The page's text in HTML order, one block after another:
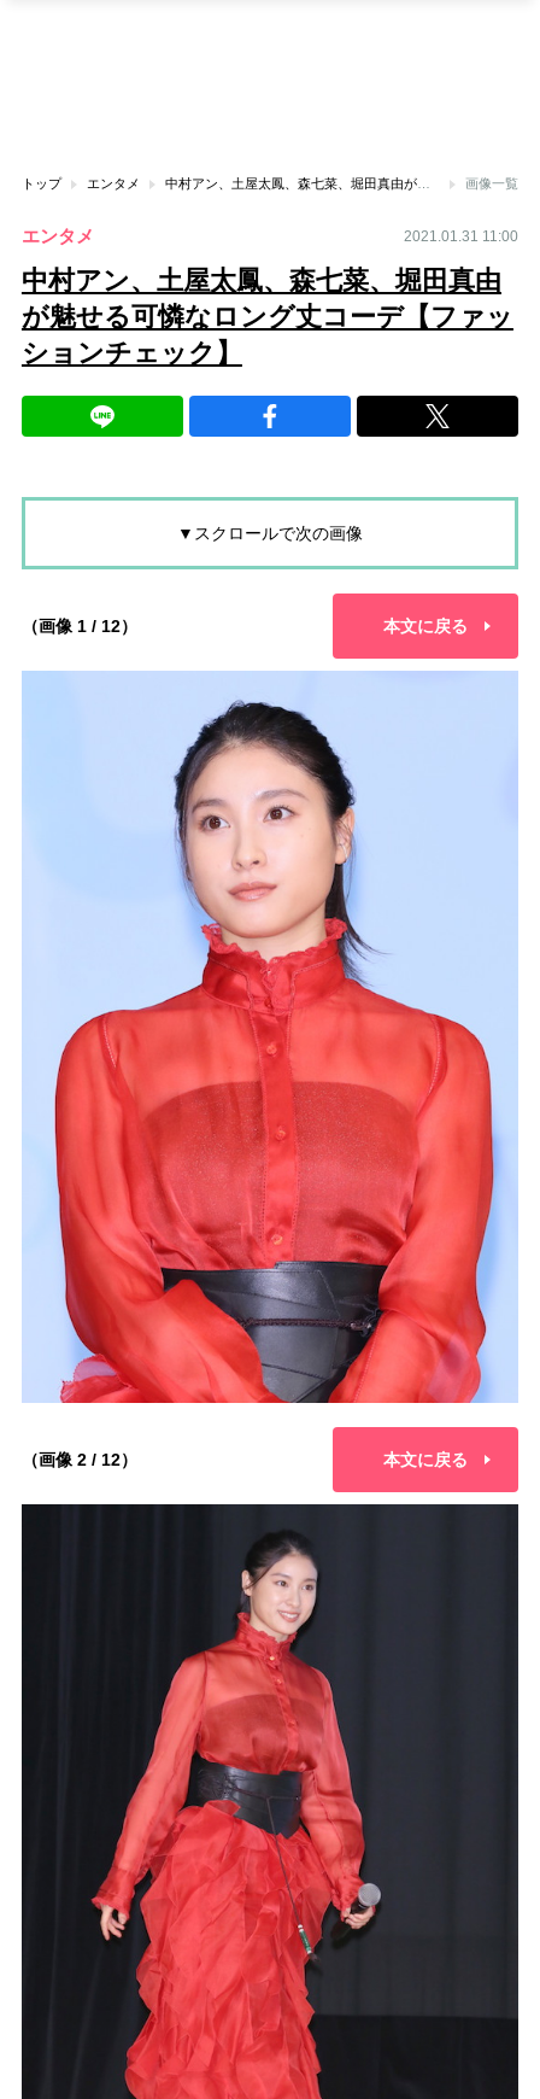
トップ エンタメ 中村アン、土屋太鳳、森七菜、堀田真由が魅せる可憐なロング丈コーデ【ファッションチェック】 画像一覧
エンタメ 2021.01.31 11:00
中村アン、土屋太鳳、森七菜、堀田真由
が魅せる可憐なロング丈コーデ【ファッ
ションチェック】
▼スクロールで次の画像
（画像 1 / 12） 本文に戻る
（画像 2 / 12） 本文に戻る